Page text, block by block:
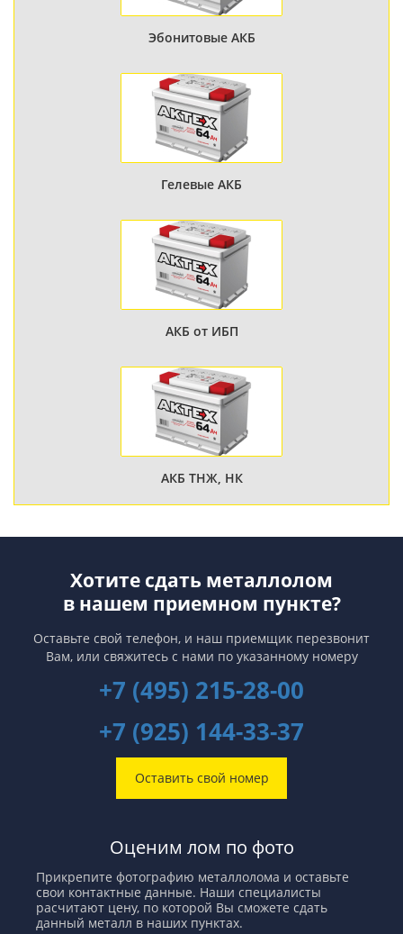
Эбонитовые АКБ
Гелевые АКБ
АКБ от ИБП
АКБ ТНЖ, НК
Хотите сдать металлолом
в нашем приемном пункте?
Оставьте свой телефон, и наш приемщик перезвонит
Вам, или свяжитесь с нами по указанному номеру
+7 (495) 215-28-00
+7 (925) 144-33-37
Оставить свой номер
Оценим лом по фото
Прикрепите фотографию металлолома и оставьте
свои контактные данные. Наши специалисты
расчитают цену, по которой Вы сможете сдать
данный металл в наших пунктах.